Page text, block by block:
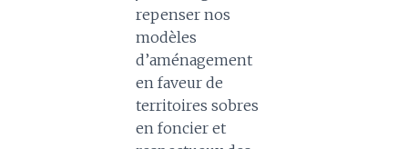
repenser nos
modèles
d’aménagement
en faveur de
territoires sobres
en foncier et